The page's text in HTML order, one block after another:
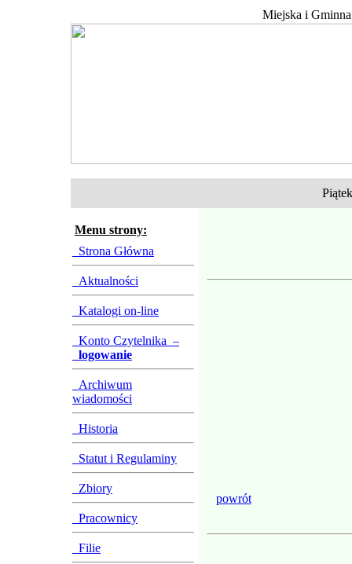
Miejska i
Menu strony:
Strona Główna
Aktualności
Katalogi on-line
Konto Czytelnika –
logowanie
Archiwum
wiadomości
Historia
Statut i Regulaminy
Zbiory
Pracownicy
Filie
powrót